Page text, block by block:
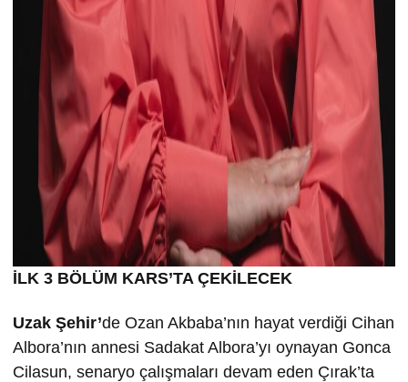
İLK 3 BÖLÜM KARS’TA ÇEKİLECEK
Uzak Şehir’de Ozan Akbaba’nın hayat verdiği Cihan
Albora’nın annesi Sadakat Albora’yı oynayan Gonca
Cilasun, senaryo çalışmaları devam eden Çırak’ta